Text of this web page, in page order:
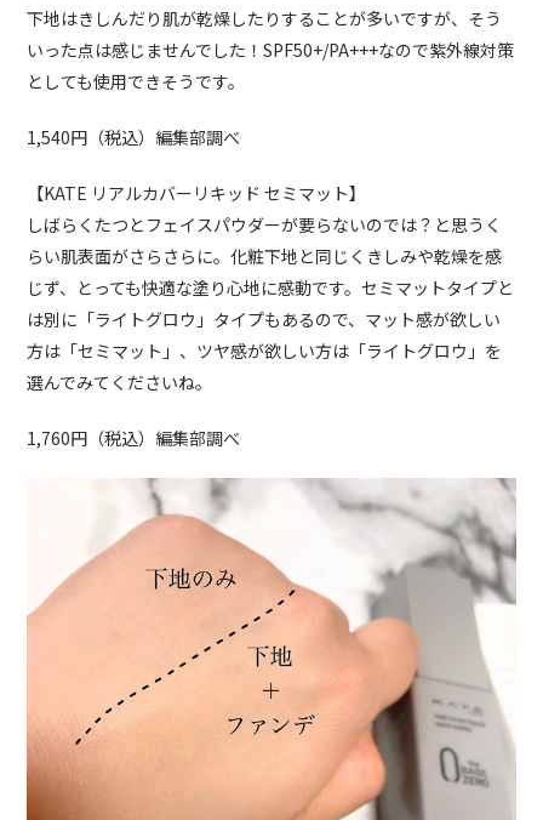
下地はきしんだり肌が乾燥したりすることが多いですが、そう
いった点は感じませんでした！SPF50+/PA+++なので紫外線対策
としても使用できそうです。
1,540円（税込）編集部調べ
【KATE リアルカバーリキッド セミマット】
しばらくたつとフェイスパウダーが要らないのでは？と思うく
らい肌表面がさらさらに。化粧下地と同じくきしみや乾燥を感
じず、とっても快適な塗り心地に感動です。セミマットタイプと
は別に「ライトグロウ」タイプもあるので、マット感が欲しい
方は「セミマット」、ツヤ感が欲しい方は「ライトグロウ」を
選んでみてくださいね。
1,760円（税込）編集部調べ